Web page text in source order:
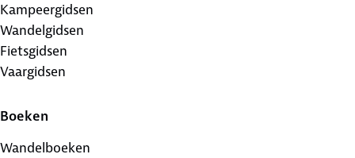
Kampeergidsen
Wandelgidsen
Fietsgidsen
Vaargidsen
Boeken
Wandelboeken